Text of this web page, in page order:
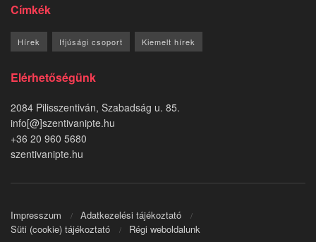
Címkék
Hírek Ifjúsági csoport Kiemelt hírek
Elérhetőségünk
2084 Pilisszentiván, Szabadság u. 85.
info[@]szentivanipte.hu
+36 20 960 5680
szentivanipte.hu
Impresszum
Adatkezelési tájékoztató
Süti (cookie) tájékoztató
Régi weboldalunk